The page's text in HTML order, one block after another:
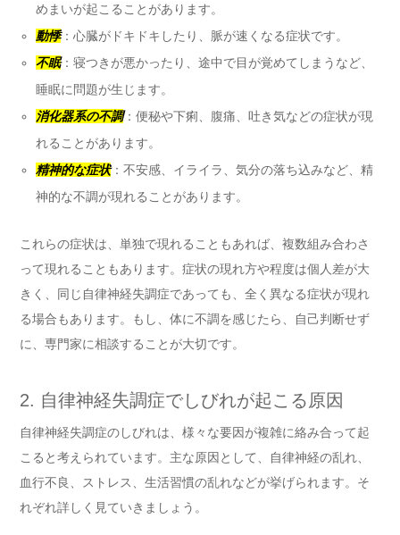
めまいが起こることがあります。
動悸：心臓がドキドキしたり、脈が速くなる症状です。
不眠：寝つきが悪かったり、途中で目が覚めてしまうなど、
睡眠に問題が生じます。
消化器系の不調：便秘や下痢、腹痛、吐き気などの症状が現
れることがあります。
精神的な症状：不安感、イライラ、気分の落ち込みなど、精
神的な不調が現れることがあります。
これらの症状は、単独で現れることもあれば、複数組み合わさ
って現れることもあります。症状の現れ方や程度は個人差が大
きく、同じ自律神経失調症であっても、全く異なる症状が現れ
る場合もあります。もし、体に不調を感じたら、自己判断せず
に、専門家に相談することが大切です。
2. 自律神経失調症でしびれが起こる原因
自律神経失調症のしびれは、様々な要因が複雑に絡み合って起
こると考えられています。主な原因として、自律神経の乱れ、
血行不良、ストレス、生活習慣の乱れなどが挙げられます。そ
れぞれ詳しく見ていきましょう。